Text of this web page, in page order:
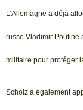
L’Allemagne a déjà
russe Vladimir Poutine
militaire pour protéger
Scholz a également